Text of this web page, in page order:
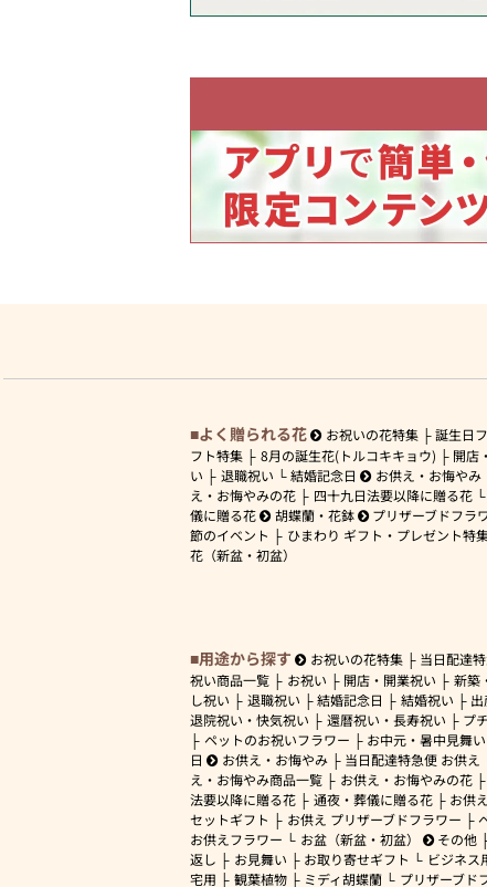
よく贈られる花 お祝いの花特集
誕生日
フト特集
8月の誕生花(トルコキキョウ)
開店
い
退職祝い 結婚記念日 お供え・お悔やみ
え・お悔やみの花
四十九日法要以降に贈る花
儀に贈る花
胡蝶蘭・花鉢 プリザーブドフラ
節のイベント
ひまわり ギフト・プレゼント特
花（新盆・初盆）
用途から探す お祝いの花特集 当日配達
祝い商品一覧
お祝い 開店・開業祝い
新築
し祝い
退職祝い 結婚記念日 結婚祝い
退院祝い・快気祝い
還暦祝い・長寿祝い
プ
ペットのお祝いフラワー
お中元・暑中見舞い
日
お供え・お悔やみ 当日配達特急便 お供え
え・お悔やみ商品一覧
お供え・お悔やみの花
法要以降に贈る花
通夜・葬儀に贈る花
お供
セットギフト
お供え プリザーブドフラワー
お供えフラワー
お盆（新盆・初盆） その他
返し
お見舞い お取り寄せギフト ビジネス
宅用
観葉植物 ミディ胡蝶蘭 プリザーブド